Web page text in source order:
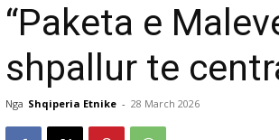
“Paketa e
shpallur te
Nga Shqiperia Etnike - 28 March 2026